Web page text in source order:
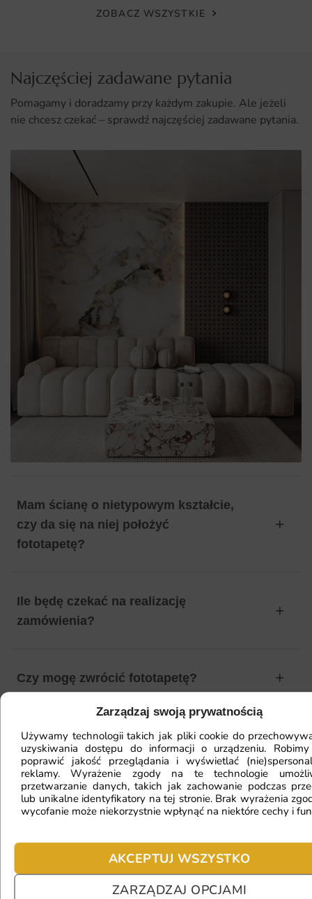
Zarządzaj swoją prywatnością
Używamy technologii takich jak pliki cookie do
uzyskiwania dostępu do informacji o urządzeniu.
poprawić jakość przeglądania i wyświetlać
reklamy. Wyrażenie zgody na te technologie
przetwarzanie danych, takich jak zachowanie podczas
lub unikalne identyfikatory na tej stronie. Brak wyrażenia
wycofanie może niekorzystnie wpłynąć na niektóre cechy i
AKCEPTUJ WSZYSTKO
ZARZĄDZAJ OPCJAMI
specjalistycznych narzędzi.
ZOBACZ WSZYSTKIE
Najczęściej zadawane pytania
Pomagamy i doradzamy przy każdym zakupie. Ale jeżeli
nie chcesz czekać – sprawdź najczęściej zadawane pytania.
Mam ścianę o nietypowym kształcie,
czy da się na niej położyć
fototapetę?
Ile będę czekać na realizację
zamówienia?
Czy mogę zwrócić fototapetę?
Jak zamontować fototapetę? / Jak
przygotować ścianę?
Fototapeta ma inny kolor na telefonie